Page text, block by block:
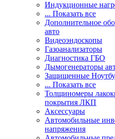
Индукционные
... Показать все
Дополнительное
авто
Видеоэндоскопы
Газоанализаторы
Диагностика ГБО
Дымогенераторы
Защищенные
... Показать все
Толщиномеры
покрытия ЛКП
Аксессуары
Автомобильные
напряжения